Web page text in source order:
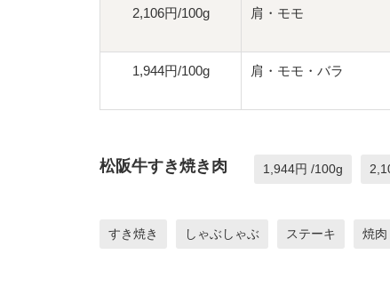
2,106円/100g 肩・モモ
1,944円/100g 肩・モモ・バラ
松阪牛すき焼き肉 1,944円 /100g
すき焼き しゃぶしゃぶ ステーキ 焼肉